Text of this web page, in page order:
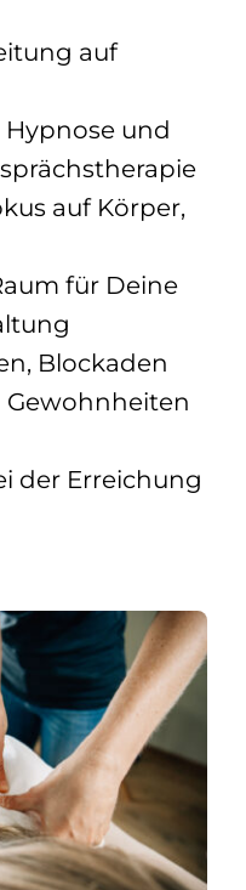
auf
und
auf Körper,
für Deine
Blockaden
der Erreichung